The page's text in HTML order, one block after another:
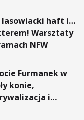
lasowiacki haft i…
Warsztaty
NFW
Furmanek w
konie,
i